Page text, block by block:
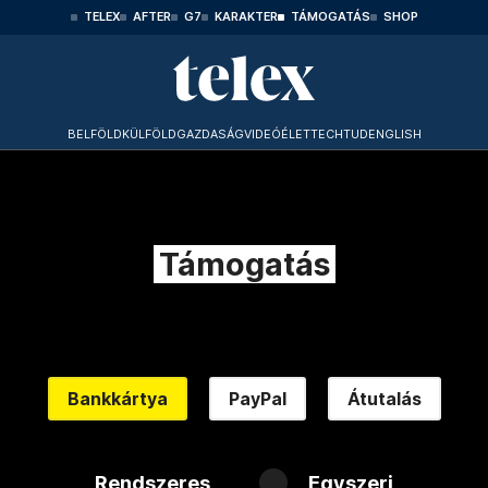
TELEX AFTER G7 KARAKTER TÁMOGATÁS SHOP
BELFÖLDKÜLFÖLDGAZDASÁGVIDEÓÉLETTECHTUDENGLISH
Támogatás
Bankkártya PayPal Átutalás
Rendszeres Egyszeri